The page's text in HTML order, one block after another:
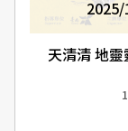
天清清 地